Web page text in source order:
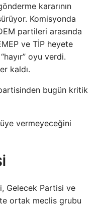
kararının
Komisyonda
partileri arasında
ve TİP heyete
oyu verdi.
kaldı.
bugün kritik
vermeyeceğini
Gelecek Partisi ve
ortak meclis grubu